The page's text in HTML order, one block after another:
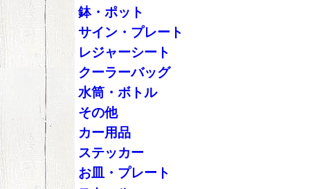
鉢・ポット
サイン・プレート
レジャーシート
クーラーバッグ
水筒・ボトル
その他
カー用品
ステッカー
お皿・プレート